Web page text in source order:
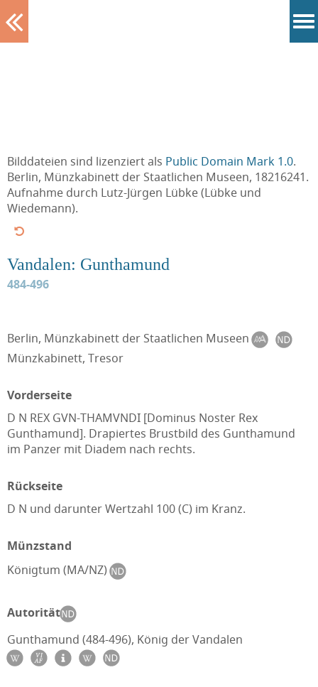
Bilddateien sind lizenziert als Public Domain Mark 1.0.
Berlin, Münzkabinett der Staatlichen Museen, 18216241.
Aufnahme durch Lutz-Jürgen Lübke (Lübke und
Wiedemann).
Vandalen: Gunthamund
484-496
Berlin, Münzkabinett der Staatlichen Museen
Münzkabinett, Tresor
Vorderseite
D N REX GVN-THAMVNDI [Dominus Noster Rex
Gunthamund]. Drapiertes Brustbild des Gunthamund
im Panzer mit Diadem nach rechts.
Rückseite
D N und darunter Wertzahl 100 (C) im Kranz.
Münzstand
Königtum (MA/NZ)
Autorität
Gunthamund (484-496), König der Vandalen